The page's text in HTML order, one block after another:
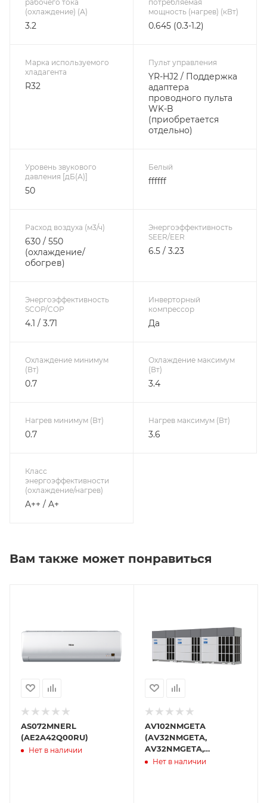
рабочего тока
(охлаждение) (А)
3.2
потребляемая
мощность (нагрев) (кВт)
0.645 (0.3-1.2)
Марка используемого
хладагента
R32
Пульт управления
YR-HJ2 / Поддержка
адаптера
проводного пульта
WK-B
(приобретается
отдельно)
Уровень звукового
давления [дБ(А)]
50
Белый
ffffff
Расход воздуха (м3/ч)
630 / 550
(охлаждение/
обогрев)
Энергоэффективность
SEER/EER
6.5 / 3.23
Энергоэффективность
SCOP/COP
4.1 / 3.71
Инверторный
компрессор
Да
Охлаждение минимум
(Вт)
0.7
Охлаждение максимум
(Вт)
3.4
Нагрев минимум (Вт)
0.7
Нагрев максимум (Вт)
3.6
Класс
энергоэффективности
(охлаждение/нагрев)
A++ / A+
Вам также может понравиться
AS072MNERL
(AE2A42Q00RU)
Нет в наличии
AV102NMGETA
(AV32NMGETA,
AV32NMGETA,
AV38NMGETA)
Нет в наличии